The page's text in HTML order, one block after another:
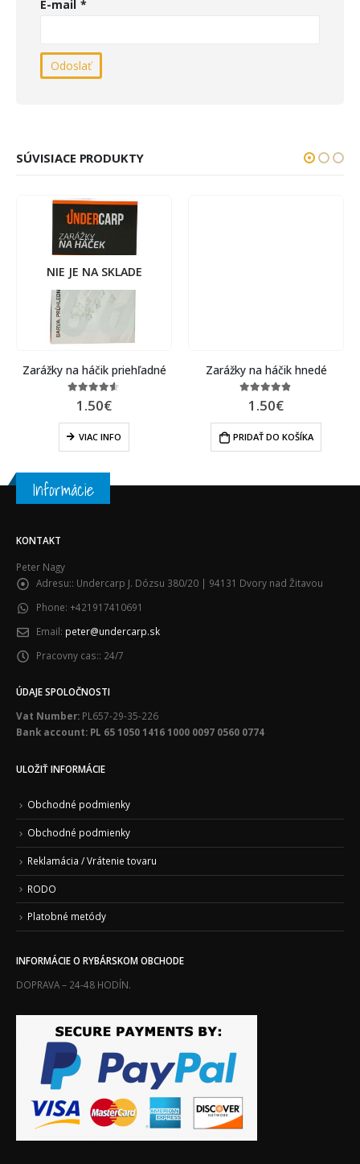
E-mail *
SÚVISIACE PRODUKTY
NIE JE NA SKLADE
Zarážky na háčik priehľadné
4.50 out of 5
1.50€
VIAC INFO
Zarážky na háčik hnedé
4.75 out of 5
1.50€
PRIDAŤ DO KOŠÍKA
Informácie
KONTAKT
Peter Nagy
Adresu:: Undercarp J. Dózsu 380/20 | 94131 Dvory nad Žitavou
Phone: +421917410691
Email: peter@undercarp.sk
Pracovny cas:: 24/7
ÚDAJE SPOLOČNOSTI
Vat Number: PL657-29-35-226
Bank account: PL 65 1050 1416 1000 0097 0560 0774
ULOŽIŤ INFORMÁCIE
Obchodné podmienky
Obchodné podmienky
Reklamácia / Vrátenie tovaru
RODO
Platobné metódy
INFORMÁCIE O RYBÁRSKOM OBCHODE
DOPRAVA – 24-48 HODÍN.